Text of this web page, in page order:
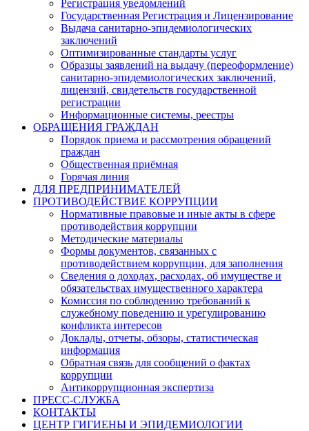
Регистрация уведомлений
Государственная Регистрация и Лицензирование
Выдача санитарно-эпидемиологических
заключений
Оптимизированные стандарты услуг
Образцы заявлений на выдачу (переоформление)
санитарно-эпидемиологических заключений,
лицензий, свидетельств государственной
регистрации
Информационные системы, реестры
ОБРАЩЕНИЯ ГРАЖДАН
Порядок приема и рассмотрения обращений
граждан
Общественная приёмная
Горячая линия
ДЛЯ ПРЕДПРИНИМАТЕЛЕЙ
ПРОТИВОДЕЙСТВИЕ КОРРУПЦИИ
Нормативные правовые и иные акты в сфере
противодействия коррупции
Методические материалы
Формы документов, связанных с
противодействием коррупции, для заполнения
Сведения о доходах, расходах, об имуществе и
обязательствах имущественного характера
Комиссия по соблюдению требований к
служебному поведению и урегулированию
конфликта интересов
Доклады, отчеты, обзоры, статистическая
информация
Обратная связь для сообщений о фактах
коррупции
Антикоррупционная экспертиза
ПРЕСС-СЛУЖБА
КОНТАКТЫ
ЦЕНТР ГИГИЕНЫ И ЭПИДЕМИОЛОГИИ